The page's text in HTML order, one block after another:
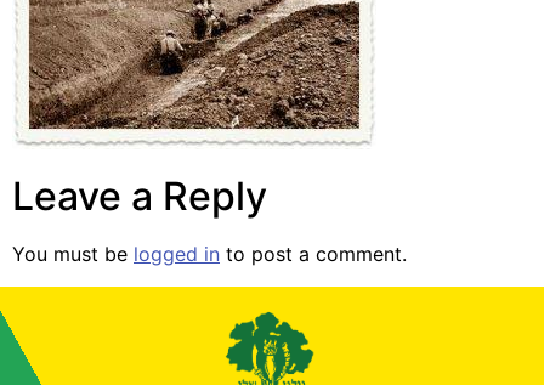
Leave a Reply
You must be logged in to post a comment.